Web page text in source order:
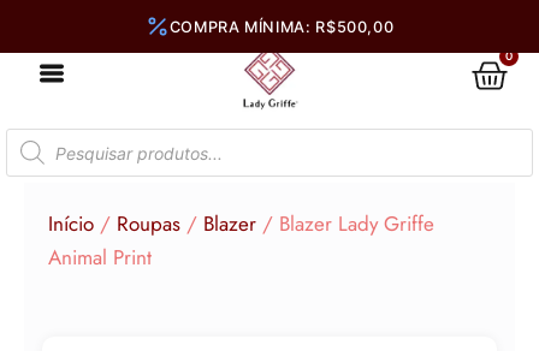
0
Pesquisar
produtos
Início / Roupas / Blazer / Blazer Lady Griffe
Animal Print